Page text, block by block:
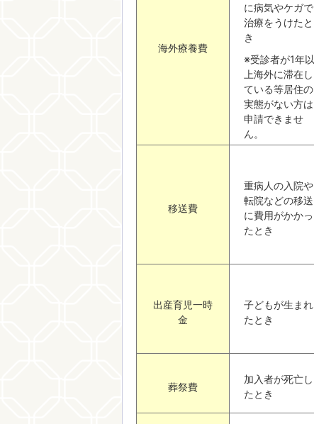
海外療養費
に病気やケガで
治療をうけたと
き
※受診者が1年以
上海外に滞在し
ている等居住の
実態がない方は
申請できませ
ん。
移送費
重病人の入院や
転院などの移送
に費用がかかっ
たとき
出産育児一時
金
子どもが生まれ
たとき
葬祭費
加入者が死亡し
たとき